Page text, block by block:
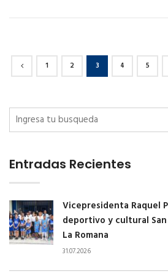
1 2 3 4 5
Entradas Recientes
Vicepresidenta Raquel
deportivo y cultural
La Romana
31.07.2026